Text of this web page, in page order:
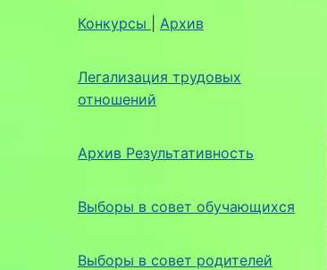
Конкурсы Архив
Легализация трудовых
отношений
Архив Результативность
Выборы в совет обучающихся
Выборы в совет родителей